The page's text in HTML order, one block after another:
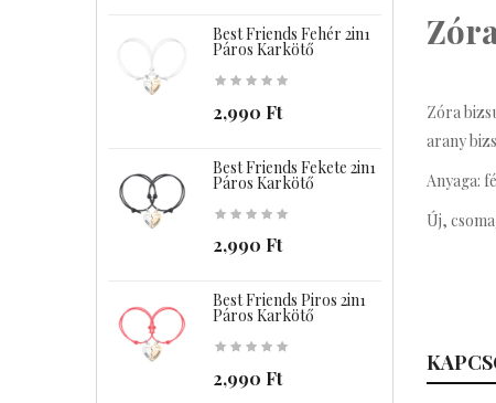
Best Friends Fehér 2in1
Páros Karkötő
2,990 Ft
Best Friends Fekete 2in1
Páros Karkötő
2,990 Ft
Best Friends Piros 2in1
Páros Karkötő
2,990 Ft
Zóra
arany
Anyaga:
Új,